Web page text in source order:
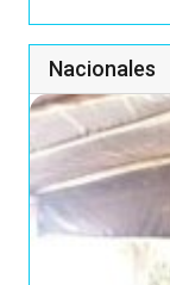
Nacionales